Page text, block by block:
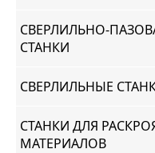
СВЕРЛИЛЬНО-
СТАНКИ
СВЕРЛИЛЬНЫЕ
СТАНКИ ДЛЯ
МАТЕРИАЛОВ